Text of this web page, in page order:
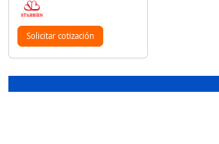
Solicitar cotización